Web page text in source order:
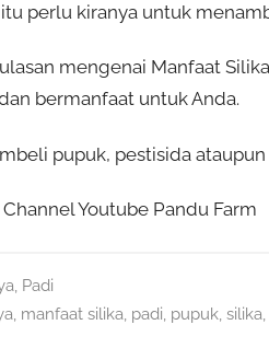
perlu kiranya untuk
mengenai Manfaat
bermanfaat untuk Anda.
pupuk, pestisida
Youtube Pandu Farm
, Padi
, manfaat silika, padi, pupuk, silika,